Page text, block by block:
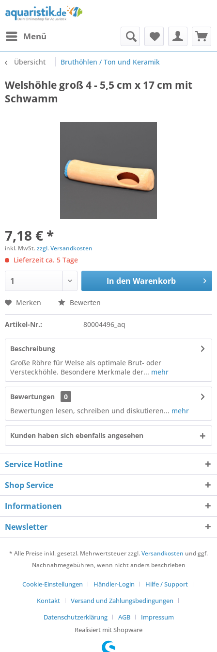
Menü
Übersicht Bruthöhlen / Ton und Keramik
Welshöhle groß 4 - 5,5 cm x 17 cm mit
Schwamm
7,18 € *
inkl. MwSt.zzgl. Versandkosten
Lieferzeit ca. 5 Tage
In den Warenkorb
Merken Bewerten
Artikel-Nr.: 80004496_aq
Beschreibung
Große Röhre für Welse als optimale Brut- oder
Versteckhöhle. Besondere Merkmale der... mehr
Bewertungen
0
Bewertungen lesen, schreiben und diskutieren... mehr
Kunden haben sich ebenfalls angesehen
Service Hotline
Shop Service
Informationen
Newsletter
* Alle Preise inkl. gesetzl. Mehrwertsteuer zzgl.Versandkosten und ggf.
Nachnahmegebühren, wenn nicht anders beschrieben
Cookie-Einstellungen Händler-Login
Hilfe / Support
Kontakt
Versand und Zahlungsbedingungen
Datenschutzerklärung
AGB
Impressum
Realisiert mit Shopware